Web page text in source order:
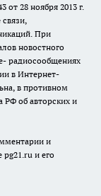
28 ноября 2013 г.
При
новостного
радиосообщениях
в Интернет-
в противном
РФ об авторских и
и
и его